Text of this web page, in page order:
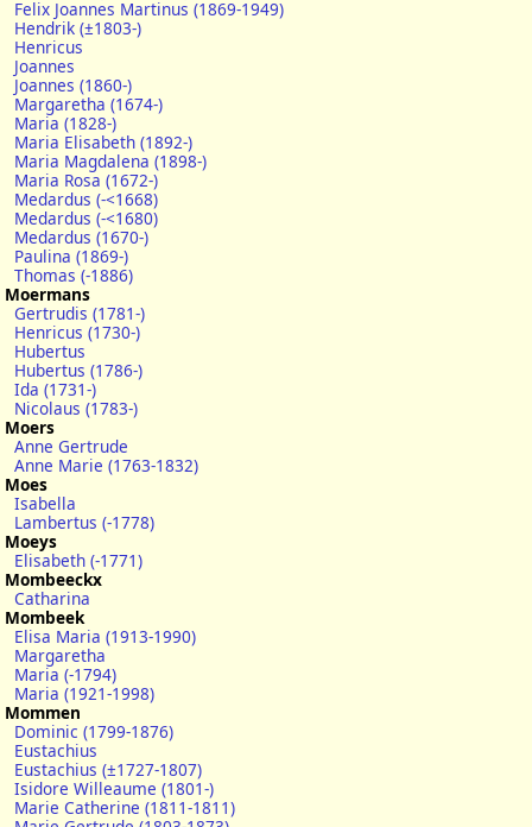
Felix Joannes Martinus (1869-1949)
Hendrik (±1803-)
Henricus
Joannes
Joannes (1860-)
Margaretha (1674-)
Maria (1828-)
Maria Elisabeth (1892-)
Maria Magdalena (1898-)
Maria Rosa (1672-)
Medardus (-<1668)
Medardus (-<1680)
Medardus (1670-)
Paulina (1869-)
Thomas (-1886)
Moermans
Gertrudis (1781-)
Henricus (1730-)
Hubertus
Hubertus (1786-)
Ida (1731-)
Nicolaus (1783-)
Moers
Anne Gertrude
Anne Marie (1763-1832)
Moes
Isabella
Lambertus (-1778)
Moeys
Elisabeth (-1771)
Mombeeckx
Catharina
Mombeek
Elisa Maria (1913-1990)
Margaretha
Maria (-1794)
Maria (1921-1998)
Mommen
Dominic (1799-1876)
Eustachius
Eustachius (±1727-1807)
Isidore Willeaume (1801-)
Marie Catherine (1811-1811)